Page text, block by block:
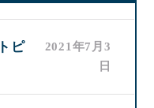
ピ
2021年7月3
日